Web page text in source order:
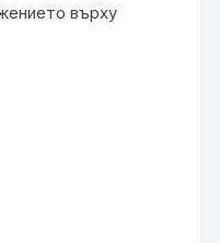
върху